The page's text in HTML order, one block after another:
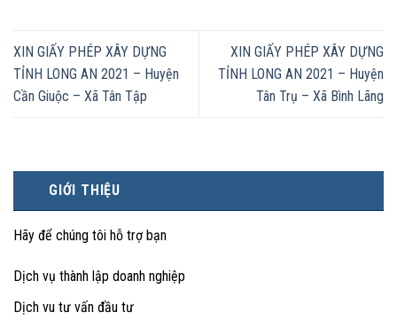
GIỚI THIỆU
Hãy để chúng tôi hỗ trợ bạn
Dịch vụ thành lập doanh nghiệp
Dịch vu tư vấn đầu tư
XIN GIẤY PHÉP XÂY DỰNG
TỈNH LONG AN 2021 – Huyện
Cần Giuộc – Xã Tân Tập
XIN GIẤY PHÉP XÂY DỰNG
TỈNH LONG AN 2021 – Huyện
Tân Trụ – Xã Bình Lãng